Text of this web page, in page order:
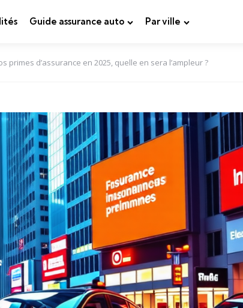
Guide assurance auto Par ville
d’assurance en 2025, quelle en sera l’ampleur ?